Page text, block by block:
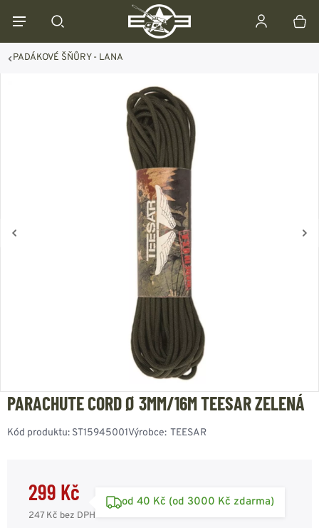
PADÁKOVÉ ŠŇŮRY - LANA
PARACHUTE CORD Ø 3MM/16M TEESAR ZELENÁ
Kód produktu: ST15945001Výrobce: TEESAR
299 Kč
247 Kč bez DPH
od 40 Kč (od 3000 Kč zdarma)